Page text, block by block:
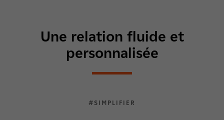
Une relation fluide et
personnalisée
#SIMPLIFIER